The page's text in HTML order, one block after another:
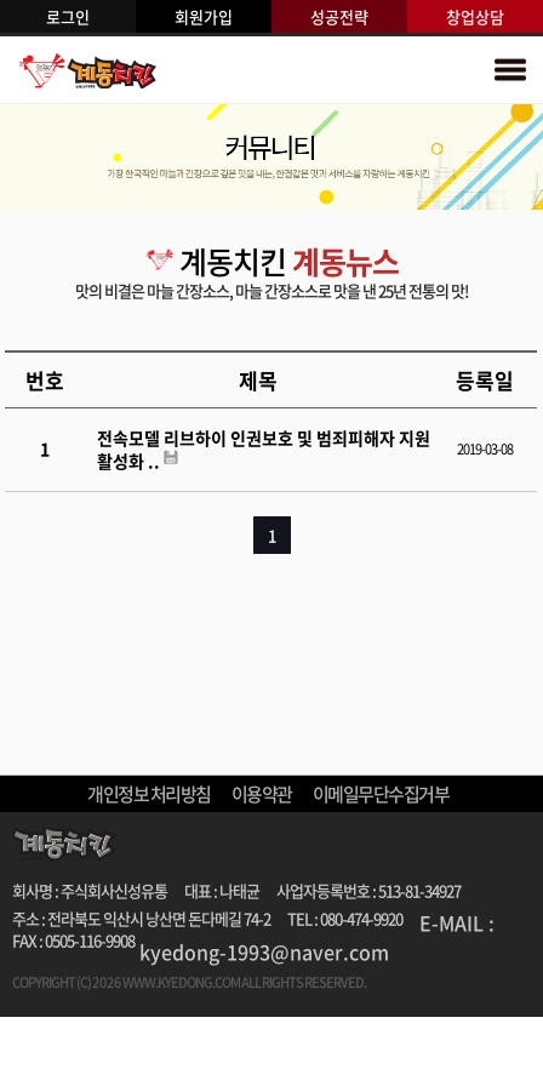
로그인 회원가입 성공전략 창업상담
계동치킨 계동뉴스
맛의 비결은 마늘 간장소스, 마늘 간장소스로 맛을 낸 25년 전통의 맛!
번호 제목 등록일
1
전속모델 리브하이 인권보호 및 범죄피해자 지원
활성화 ..
2019-03-08
1
개인정보 처리방침 이용약관 이메일무단수집거부
회사명 : 주식회사신성유통 대표 : 나태균
사업자등록번호 : 513-81-34927
주소 : 전라북도 익산시 낭산면 돈다메길 74-2
TEL : 080-474-9920
FAX : 0505-116-9908
E-MAIL :
kyedong-1993@naver.com
COPYRIGHT (C)2026WWW.KYEDONG.COM ALL RIGHTS RESERVED.